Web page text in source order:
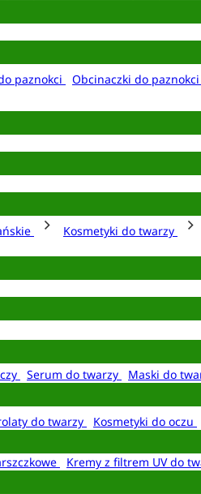
paznokci Obcinaczki do paznokci
Kosmetyki do twarzy
Serum do twarzy Maski do
do twarzy Kosmetyki do oczu
Kremy z filtrem UV do